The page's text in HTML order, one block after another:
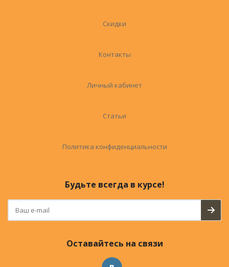
Скидки
Контакты
Личный кабинет
Статьи
Политика конфиденциальности
Будьте всегда в курсе!
Оставайтесь на связи